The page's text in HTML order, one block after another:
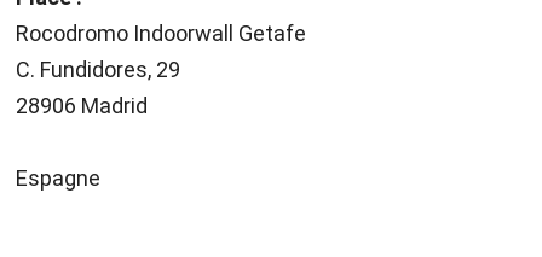
Rocodromo Indoorwall Getafe
C. Fundidores, 29
28906 Madrid
Espagne